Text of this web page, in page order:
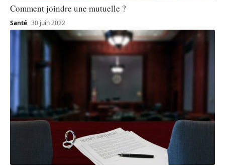
Comment joindre une mutuelle ?
Santé 30 juin 2022